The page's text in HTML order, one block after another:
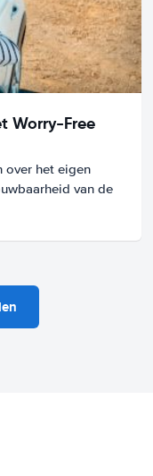
Worry-Free
over het eigen
van de